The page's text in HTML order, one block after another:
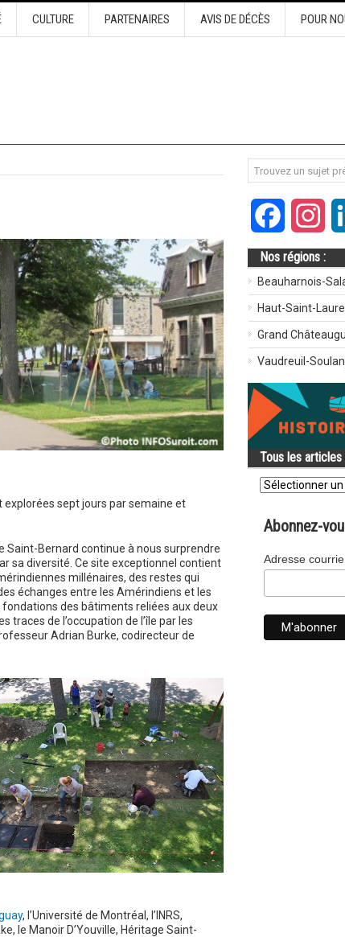
CULTURE PARTENAIRES AVIS DE DÉCÈS POUR
explorées sept jours par semaine et
Saint-Bernard continue à nous surprendre
sa diversité. Ce site exceptionnel contient
millénaires, des restes qui
échanges entre les Amérindiens et les
des bâtiments reliées aux deux
traces de l’occupation de l’île par les
Adrian Burke, codirecteur de
, l’Université de Montréal, l’INRS,
le Manoir D’Youville, Héritage Saint-
Facebook
Nos régions :
Beauharnois-
Haut-Saint-
Grand
Vaudreuil-
Tous les articles
Tous
les
d’INFOSuroit
Abonnez-
Adresse